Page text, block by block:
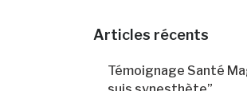
Articles récents
Témoignage Santé